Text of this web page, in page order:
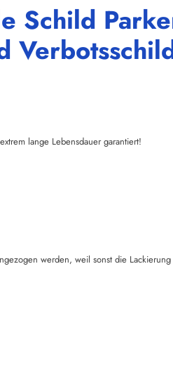
Schild
lange Lebensdauer garantiert!
werden, weil sonst die Lackierung